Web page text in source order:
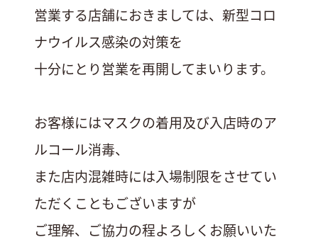
営業する店舗におきましては、新型コロ
ナウイルス感染の対策を
十分にとり営業を再開してまいります。
お客様にはマスクの着用及び入店時のア
ルコール消毒、
また店内混雑時には入場制限をさせてい
ただくこともございますが
ご理解、ご協力の程よろしくお願いいた